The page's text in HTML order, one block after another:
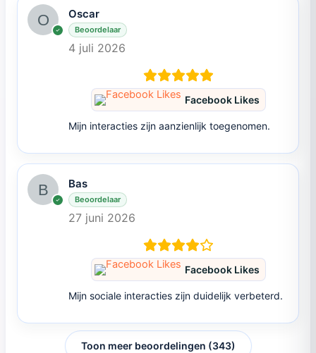
Oscar
Beoordelaar
4 juli 2026
Facebook Likes
Mijn interacties zijn aanzienlijk toegenomen.
Bas
Beoordelaar
27 juni 2026
Facebook Likes
Mijn sociale interacties zijn duidelijk verbeterd.
Toon meer beoordelingen (343)